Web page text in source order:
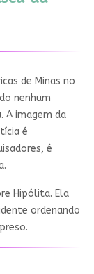
de Minas no
nenhum
A imagem da
é
é
Hipólita. Ela
ordenando